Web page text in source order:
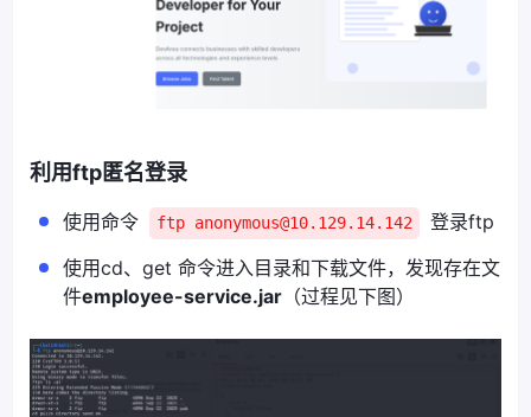
利用ftp匿名登录
使用命令 ftp anonymous@10.129.14.142
登录ftp
使用cd、get 命令进入目录和下载文件，发现存在文
件employee-service.jar （过程见下图）